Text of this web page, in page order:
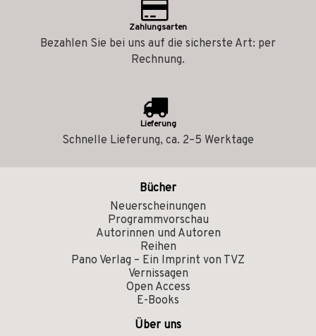
Zahlungsarten
Bezahlen Sie bei uns auf die sicherste Art: per
Rechnung.
Lieferung
Schnelle Lieferung, ca. 2–5 Werktage
Bücher
Neuerscheinungen
Programmvorschau
Autorinnen und Autoren
Reihen
Pano Verlag – Ein Imprint von TVZ
Vernissagen
Open Access
E-Books
Über uns